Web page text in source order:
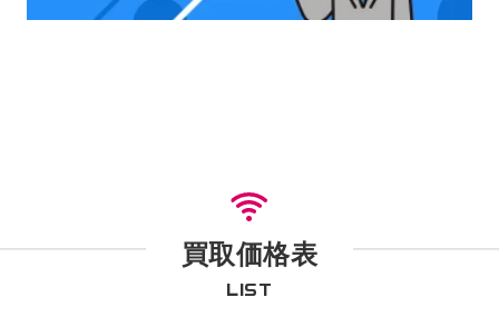
買取価格表
LIST